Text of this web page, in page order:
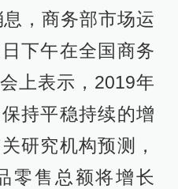
，商务部市场运
下午在全国商务
上表示，2019年
持平稳持续的增
研究机构预测，
零售总额将增长